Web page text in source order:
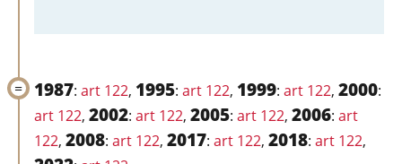
1987: art 122, 1995: art 122, 1999: art 122, 2000:
art 122, 2002: art 122, 2005: art 122, 2006: art
122, 2008: art 122, 2017: art 122, 2018: art 122,